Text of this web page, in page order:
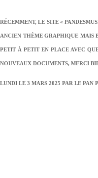
RÉCEMMENT, LE SITE «
ANCIEN THÈME GRAPHIQUE MAIS
PETIT À PETIT EN PLACE AVEC
NOUVEAUX DOCUMENTS, MERCI
LUNDI LE 3 MARS 2025 PAR LE PAN